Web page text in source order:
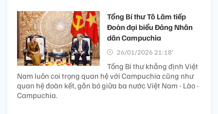
Tổng Bí thư Tô Lâm tiếp
Đoàn đại biểu Đảng Nhân
dân Campuchia
26/01/2026 21:18’
Tổng Bí thư khẳng định Việt
Nam luôn coi trọng quan hệ với Campuchia cũng như
quan hệ đoàn kết, gắn bó giữa ba nước Việt Nam - Lào -
Campuchia.